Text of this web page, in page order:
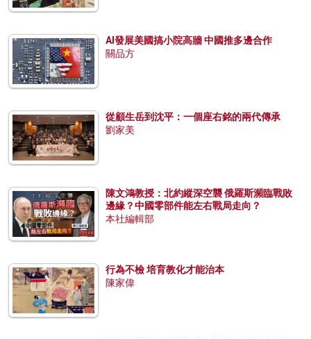
AI發展美國搞小院高牆 中國推多邊合作
關品方
從顧生岳到沈平：一個座右銘的兩代傳承
劉家美
陳文鴻教授：北約縱深空襲 俄羅斯瀕臨戰敗
邊緣？中國零部件能左右戰局走向？
本社編輯部
行為不檢 培育教化才能治本
陳家偉